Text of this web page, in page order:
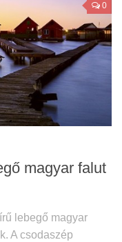
0
magyar falut
lebegő magyar
A csodaszép